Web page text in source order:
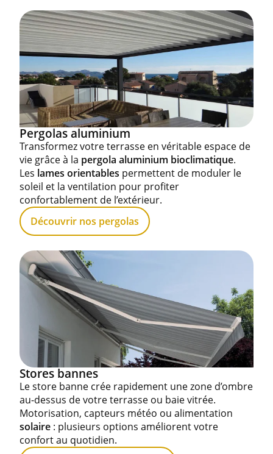
Pergolas aluminium
Transformez votre terrasse en véritable espace de
vie grâce à la pergola aluminium bioclimatique.
Les lames orientables permettent de moduler le
soleil et la ventilation pour profiter
confortablement de l’extérieur.
Découvrir nos pergolas
Stores bannes
Le store banne crée rapidement une zone d’ombre
au-dessus de votre terrasse ou baie vitrée.
Motorisation, capteurs météo ou alimentation
solaire : plusieurs options améliorent votre
confort au quotidien.